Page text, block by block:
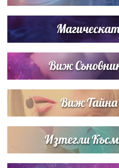
Виж
Виж Тайна
Изтегли